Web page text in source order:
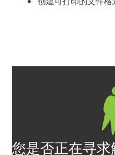
您是否正在寻